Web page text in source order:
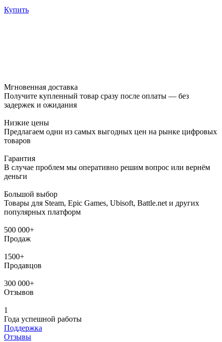
Купить
Мгновенная доставка
Получите купленный товар сразу после оплаты — без
задержек и ожидания
Низкие цены
Предлагаем одни из самых выгодных цен на рынке цифровых
товаров
Гарантия
В случае проблем мы оперативно решим вопрос или вернём
деньги
Большой выбор
Товары для Steam, Epic Games, Ubisoft, Battle.net и других
популярных платформ
500 000+
Продаж
1500+
Продавцов
300 000+
Отзывов
1
Года успешной работы
Поддержка
Отзывы